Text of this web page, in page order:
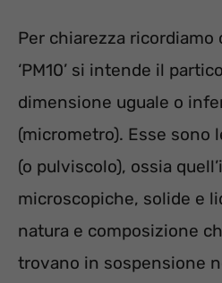
Per chiarezza ricordiamo
‘PM10’ si intende il
dimensione uguale o
(micrometro). Esse sono
(o pulviscolo), ossia
microscopiche, solide e
natura e composizione
trovano in sospensione